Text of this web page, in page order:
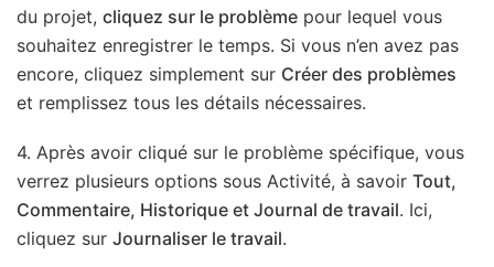
du projet, cliquez sur le problème pour lequel vous
souhaitez enregistrer le temps. Si vous n’en avez pas
encore, cliquez simplement sur Créer des problèmes
et remplissez tous les détails nécessaires.
4. Après avoir cliqué sur le problème spécifique, vous
verrez plusieurs options sous Activité, à savoir Tout,
Commentaire, Historique et Journal de travail. Ici,
cliquez sur Journaliser le travail.